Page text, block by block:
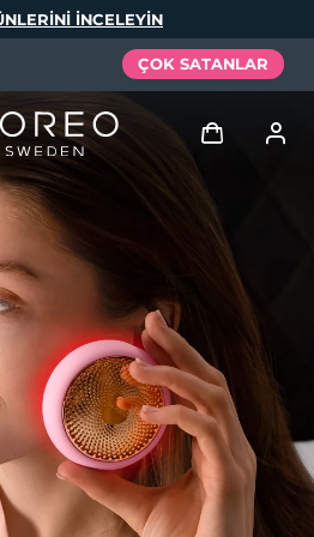
INCELEYIN
ÇOK SATANLAR
Kullanici profi̇li̇
Cihazlarım
Siparişlerim
Adresim
Aboneliklerim
Tech Elixir
Set
Español
Português
Русский
中文 繁體中文